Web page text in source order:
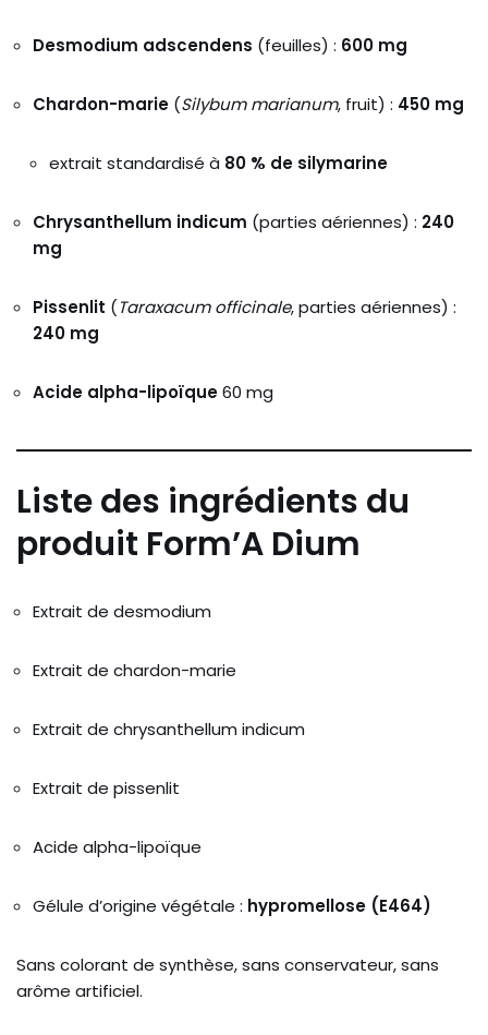
Desmodium adscendens (feuilles) : 600 mg
Chardon-marie (Silybum marianum, fruit) : 450 mg
extrait standardisé à 80 % de silymarine
Chrysanthellum indicum (parties aériennes) : 240
mg
Pissenlit (Taraxacum officinale, parties aériennes) :
240 mg
Acide alpha-lipoïque60 mg
Liste des ingrédients du
produit Form’A Dium
Extrait de desmodium
Extrait de chardon-marie
Extrait de chrysanthellum indicum
Extrait de pissenlit
Acide alpha-lipoïque
Gélule d’origine végétale : hypromellose (E464)
Sans colorant de synthèse, sans conservateur, sans
arôme artificiel.